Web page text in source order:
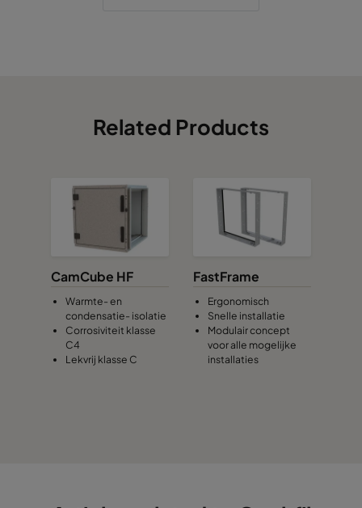
Related Products
CamCube HF
Warmte- en
condensatie- isolatie
Corrosiviteit klasse
C4
Lekvrij klasse C
FastFrame
Ergonomisch
Snelle installatie
Modulair concept
voor alle mogelijke
installaties